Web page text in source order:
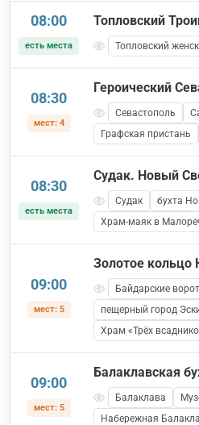
08:00
есть места
Топловский
Топловский
08:30
мест: 4
Героический
Севастополь
Графская пристань
08:30
есть места
Судак. Новый
Судак бухта
Храм-маяк в
09:00
мест: 5
Золотое кольцо
Байдарские
пещерный город
Храм «Трёх
09:00
мест: 5
Балаклавская
Балаклава
Набережная